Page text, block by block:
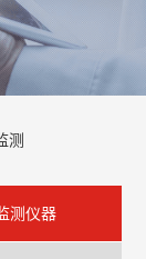
测
测仪器